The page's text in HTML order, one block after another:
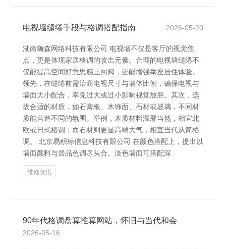
电视墙缱绻手段与格调搭配指南 2026-05-20
湖南嗨森网络科技有限公司 电视墙不仅是客厅的视觉焦
点，更是体现家居格调的攻击元素。合理的电视墙缱绻不
仅能提高空间好意思感止回阀，还能增强举座居住体验。
领先，在缱绻前需洽商电视尺寸与墙体比例，确保电视与
墙面大小配合，幸免过大或过小影响视觉放胆。其次，选
拔合适的材质，如石膏板、木饰面、石材或玻璃，不同材
质能营造不同的氛围。举例，木质材料温馨当然，相宜北
欧或日式格调；而石材则更显高端大气，相宜当代从简格
调。 北京易积标信息科技有限公司 在颜色搭配上，提出以
墙面颜料与居品色调尽头合。淡色墙面可搭配深
维修资讯
90年代格调盘算推算网站，怀旧与当代和会
2026-05-16